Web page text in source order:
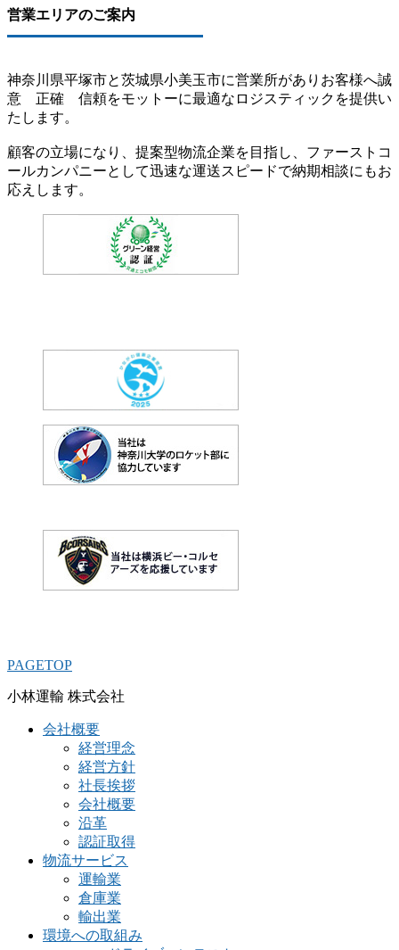
営業エリアのご案内
神奈川県平塚市と茨城県小美玉市に営業所がありお客様へ誠
意 正確 信頼をモットーに最適なロジスティックを提供い
たします。
顧客の立場になり、提案型物流企業を目指し、ファーストコ
ールカンパニーとして迅速な運送スピードで納期相談にもお
応えします。
PAGETOP
小林運輸 株式会社
会社概要
経営理念
経営方針
社長挨拶
会社概要
沿革
認証取得
物流サービス
運輸業
倉庫業
輸出業
環境への取組み